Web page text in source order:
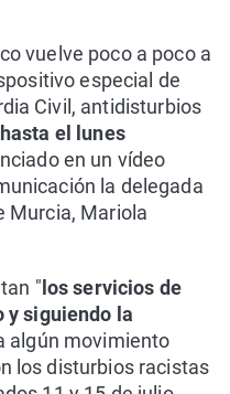
vuelve poco a poco a
especial de
Civil, antidisturbios
el lunes
en un vídeo
la delegada
Murcia, Mariola
" los servicios de
y siguiendo la
algún movimiento
los disturbios racistas